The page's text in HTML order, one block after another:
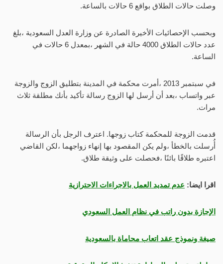
وصلت حالات الطلاق بواقع 6 حالات بالساعة.
وبحسب الإحصائيات الأخيرة الصادرة عن وزارة العدل السعودية ،بلغ
عدد حالات الطلاق 4000 حالة في الشهر ،بمعدل 6 حالات في
الساعة.
في سبتمبر 2013 ،أمرت محكمة في المدينة بتطليق الزوج والزوجة
عبر واتساب ،بعد أن أرسل لها الزوج رسالة تأكيد بأنك مطلقة ثلاث
مرات.
قدمت الزوجة للمحكمة كتاب زوجها. اعترف الرجل بأن الرسالة
أُرسلت بالخطأ ،ولم يكن المقصود بها إنهاء زواجهما ،لكن القاضي
اعتبره طلاقًا بائنًا ،فحصلت على وثيقة طلاق.
اقرا ايضا: عدم تمديد العمل بالاجراءات الاحترازية
الإجازة بدون راتب في نظام العمل السعودي
صيغة ونموذج عقد اتعاب محاماة بالسعودية